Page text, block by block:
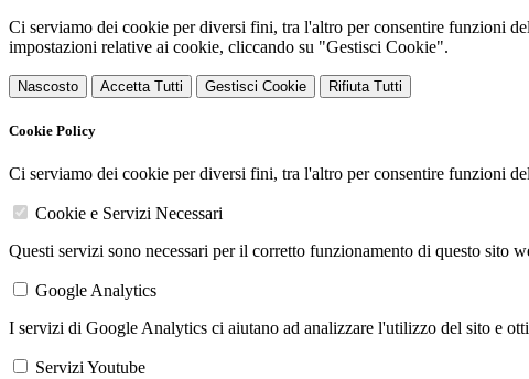
Ci serviamo dei cookie per diversi fini, tra l'altro per consentire funzioni
impostazioni relative ai cookie, cliccando su "Gestisci Cookie".
Nascosto Accetta Tutti Gestisci Cookie Rifiuta Tutti
Cookie Policy
Ci serviamo dei cookie per diversi fini, tra l'altro per consentire funzioni
Cookie e Servizi Necessari
Questi servizi sono necessari per il corretto funzionamento di questo sito
Google Analytics
I servizi di Google Analytics ci aiutano ad analizzare l'utilizzo del sito e
Servizi Youtube